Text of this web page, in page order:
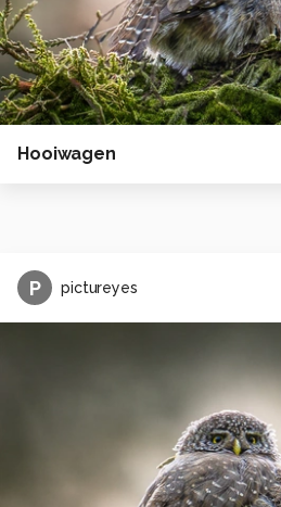
Hooiwagen
P pictureyes